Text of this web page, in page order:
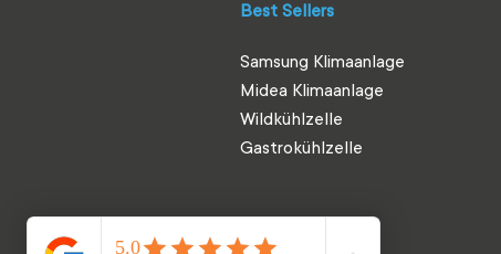
Best Sellers
Samsung Klimaanlage
Midea Klimaanlage
Wildkühlzelle
Gastrokühlzelle